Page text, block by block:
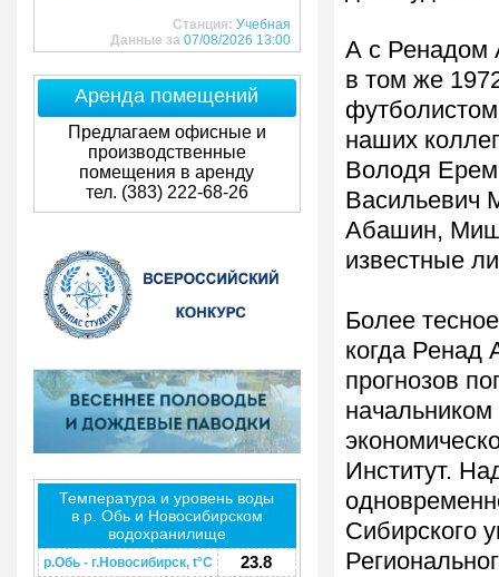
Станция: Учебная
Данные за 07/08/2026 13:00
Аренда помещений
Предлагаем офисные и
производственные
помещения в аренду
тел. (383) 222-68-26
Температура и уровень воды
в р. Обь и Новосибирском
водохранилище
р.Обь - г.Новосибирск, t°C 23.8
А с Ренадом
в том же
наших
Володя
Васильевич
Абашин,
известные
Более
когда Ренад
прогнозов
Институт.
Сибирского